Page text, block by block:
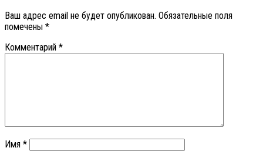
Ваш адрес email не будет опубликован. Обязательные поля
помечены *
Комментарий *
Имя *